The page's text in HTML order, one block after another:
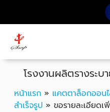
หน้าแรก » แคตตาล็อกออน
สำเร็จรูป » ขอรายละเอียดเ
โรงงานผลิตรางระบ